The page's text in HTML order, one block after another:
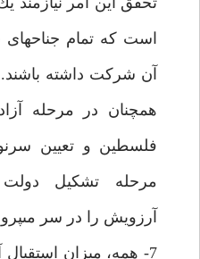
است كه تمام
آن شركت داشته باشند.
همچنان در مرحله
فلسطين و تعيين
مرحله تشكيل
آرزويش را در سر
7- همه، ميزان